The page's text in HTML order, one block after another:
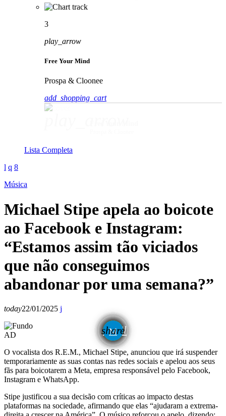
3
play_arrow
Free Your Mind
Prospa & Cloonee
add_shopping_cart
Lista Completa
Música
Michael Stipe apela ao boicote
ao Facebook e Instagram:
“Estamos assim tão viciados
que não conseguimos
abandonar por uma semana?”
today22/01/2025
share
email
AD
O vocalista dos R.E.M., Michael Stipe, anunciou que irá suspender
temporariamente as suas contas nas redes sociais e apelou aos seus
fãs para boicotarem a Meta, empresa responsável pelo Facebook,
Instagram e WhatsApp.
Stipe justificou a sua decisão com críticas ao impacto destas
plataformas na sociedade, afirmando que elas “ajudaram a extrema-